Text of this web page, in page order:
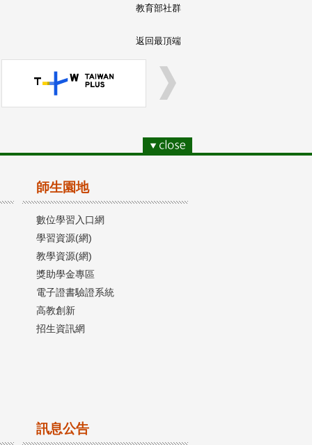
教育部社群
返回最頂端
師生園地
數位學習入口網
學習資源(網)
教學資源(網)
獎助學金專區
電子證書驗證系統
高教創新
招生資訊網
訊息公告